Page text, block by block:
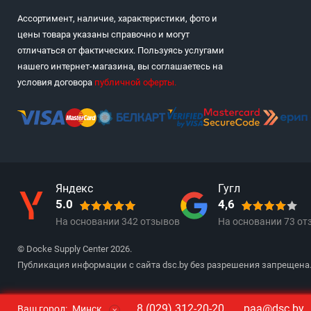
Ассортимент, наличие, характеристики, фото и
цены товара указаны справочно и могут
отличаться от фактических. Пользуясь услугами
нашего интернет-магазина, вы соглашаетесь на
условия договора публичной оферты.
Яндекс
5.0
На основании 342 отзывов
Гугл
4,6
На основании 73
© Docke Supply Center 2026.
Публикация информации с сайта dsc.by без разрешения запрещена.